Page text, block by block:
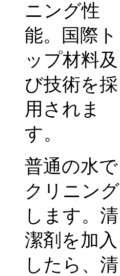
ニング性
能。国際ト
ップ材料及
び技術を採
用されま
す。
普通の水で
クリニング
します。清
潔剤を加入
したら、清